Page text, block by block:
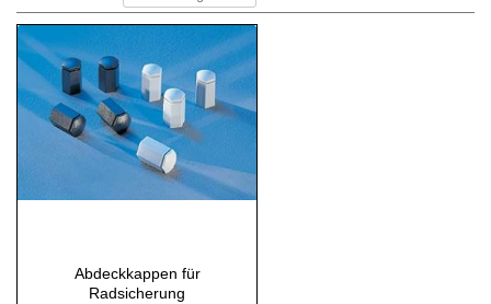
Abdeckkappen für
Radsicherung